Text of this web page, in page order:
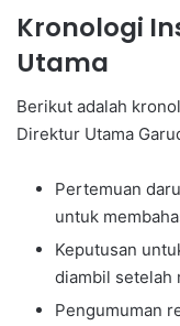
Kronologi
Utama
Berikut adalah
Direktur Utama
Pertemuan
untuk
Keputusan
diambil setelah
Pengumuman